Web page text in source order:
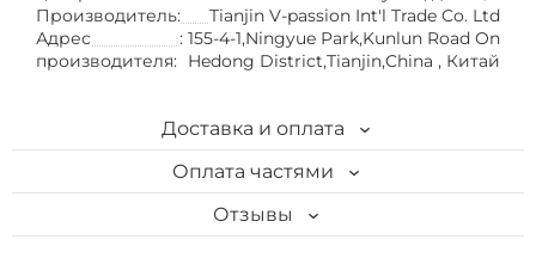
Производитель:
Tianjin V-passion Int'l Trade Co. Ltd
Адрес
производителя:
: 155-4-1,Ningyue Park,Kunlun Road On
Hedong District,Tianjin,China , Китай
Доставка и оплата
Доставка
1. Самовывоз. Бесплатно
Оплата частями
Кредит "На родные товары"
Отзывы